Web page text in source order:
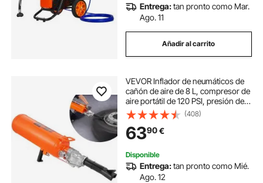
Entrega:tan pronto como Mar.
Ago. 11
Añadir al carrito
VEVOR Inflador de neumáticos de
cañón de aire de 8 L, compresor de
aire portátil de 120 PSI, presión de
trabajo de 85-116 PSI para tractor,
camión, ATV, coche y taller de
reparación de automóviles
(408)
6390€
Disponible
Entrega:tan pronto como Mié.
Ago. 12